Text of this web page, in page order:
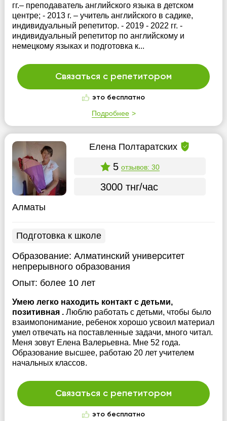
гг.– преподаватель английского языка в детском
центре; - 2013 г. – учитель английского в садике,
индивидуальный репетитор. - 2019 - 2022 гг. -
индивидуальный репетитор по английскому и
немецкому языках и подготовка к...
Связаться с репетитором
это бесплатно
Подробнее
Елена Полтаратских
5 отзывов: 30
3000 тнг/час
Алматы
Подготовка к школе
Образование: Алматинский университет
непрерывного образования
Опыт: более 10 лет
Умею легко находить контакт с детьми,
позитивная . Люблю работать с детьми, чтобы было
взаимопонимание, ребенок хорошо усвоил материал
умел отвечать на поставленные задачи, много читал.
Меня зовут Елена Валерьевна. Мне 52 года.
Образование высшее, работаю 20 лет учителем
начальных классов.
Связаться с репетитором
это бесплатно